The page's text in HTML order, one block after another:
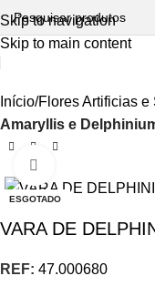
Skip to navigation
Skip to main content
Início Flores Artificias e
Amaryllis e
ESGOTADO
VARA DE
REF: 47.000680